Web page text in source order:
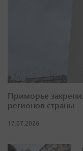
Приморье
регионов страны
17.07.2026